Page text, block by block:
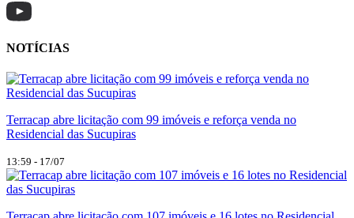
NOTÍCIAS
Terracap abre licitação com 99 imóveis e reforça venda no
Residencial das Sucupiras
13:59 - 17/07